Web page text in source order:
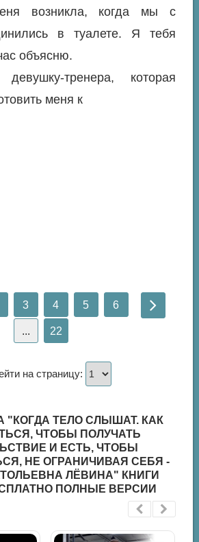
возникла, когда мы с
в туалете. Я тебя
объясню.
тренера, которая
меня к
3 4 5 6
... 22
на страницу:
"КОГДА ТЕЛО СЛЫШАТ. КАК
ЧТОБЫ ПОЛУЧАТЬ
И ЕСТЬ, ЧТОБЫ
НЕ ОГРАНИЧИВАЯ СЕБЯ -
ЛЁВИНА" КНИГИ
ПОЛНЫЕ ВЕРСИИ